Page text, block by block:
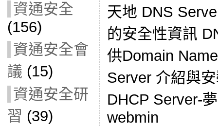
資通安全
(156)
資通安全會
議 (15)
資通安全研
習 (39)
天地 DNS
的安全性資訊
供Domain
Server 介紹與
DHCP Server-
webmin